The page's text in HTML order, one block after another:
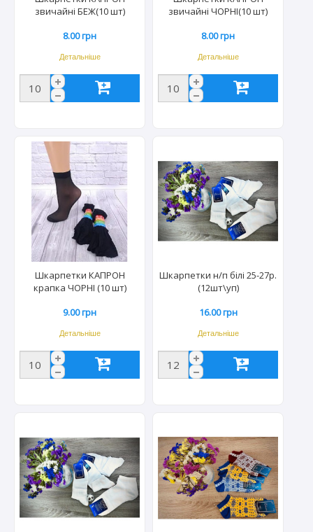
звичайні БЕЖ(10 шт)
8.00 грн
Детальніше
звичайні ЧОРНІ(10 шт)
8.00 грн
Детальніше
Шкарпетки КАПРОН
крапка ЧОРНІ (10 шт)
9.00 грн
Детальніше
Шкарпетки н/п білі 25-27р.
(12шт\уп)
16.00 грн
Детальніше